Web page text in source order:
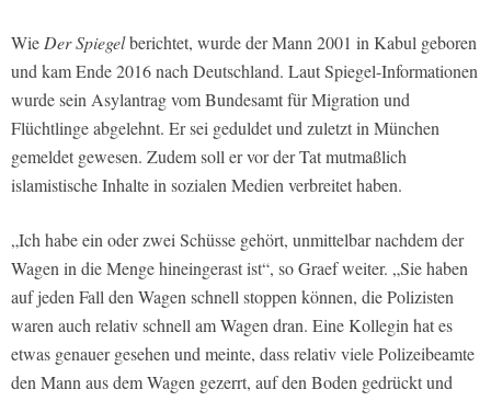
WieDer Spiegelberichtet, wurde der Mann 2001 in Kabul geboren
und kam Ende 2016 nach Deutschland. Laut Spiegel-Informationen
wurde sein Asylantrag vom Bundesamt für Migration und
Flüchtlinge abgelehnt. Er sei geduldet und zuletzt in München
gemeldet gewesen. Zudem soll er vor der Tat mutmaßlich
islamistische Inhalte in sozialen Medien verbreitet haben.
„Ich habe ein oder zwei Schüsse gehört, unmittelbar nachdem der
Wagen in die Menge hineingerast ist“, so Graef weiter. „Sie haben
auf jeden Fall den Wagen schnell stoppen können, die Polizisten
waren auch relativ schnell am Wagen dran. Eine Kollegin hat es
etwas genauer gesehen und meinte, dass relativ viele Polizeibeamte
den Mann aus dem Wagen gezerrt, auf den Boden gedrückt und